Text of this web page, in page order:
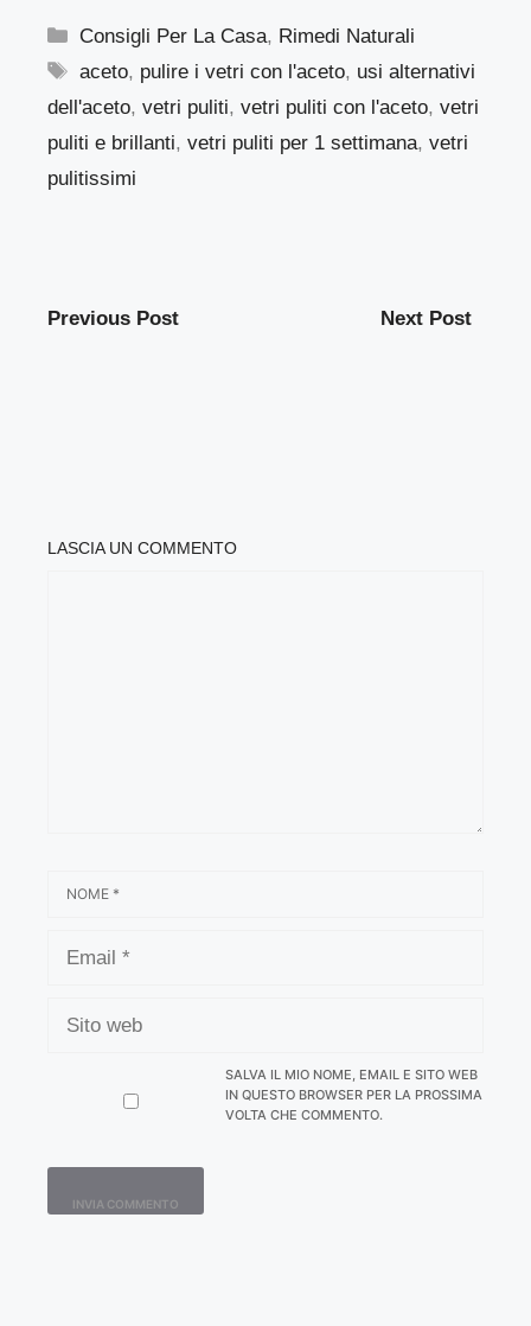
Categorie
Consigli Per La Casa, Rimedi Naturali
Tag
aceto, pulire i vetri con l'aceto, usi alternativi
dell'aceto, vetri puliti, vetri puliti con l'aceto, vetri
puliti e brillanti, vetri puliti per 1 settimana, vetri
pulitissimi
Previous Post Next Post
LASCIA UN COMMENTO
WEB
SALVA IL MIO NOME, EMAIL E SITO WEB
IN QUESTO BROWSER PER LA PROSSIMA
VOLTA CHE COMMENTO.